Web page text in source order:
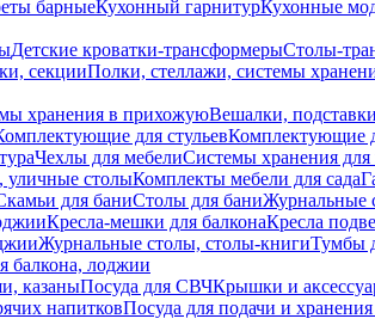
барныеКухонный гарнитурКухонные
Детские кроватки-трансформерыСтолы-
секцииПолки, стеллажи, системы
хранения в прихожуюВешалки,
для стульевКомплектующие
Чехлы для мебелиСистемы хранения для
уличные столыКомплекты мебели для сада
для баниСтолы для баниЖурнальные
Кресла-мешки для балконаКресла
Журнальные столы, столы-книгиТумбы
балкона, лоджии
казаныПосуда для СВЧКрышки и
напитковПосуда для подачи и